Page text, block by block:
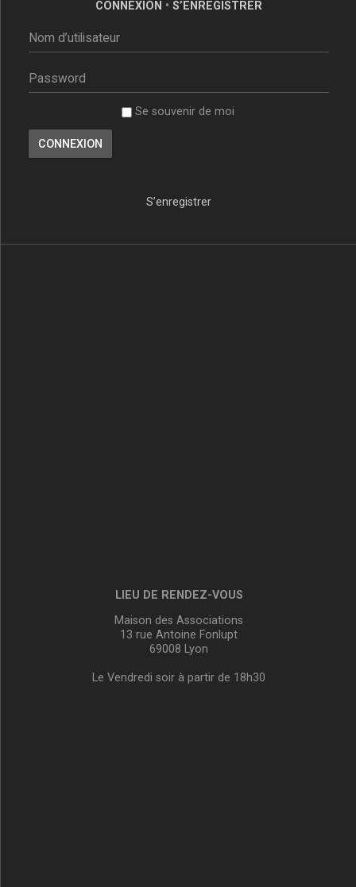
CONNEXION • S’ENREGISTRER
Se souvenir de moi
S’enregistrer
LIEU DE RENDEZ-VOUS
Maison des Associations
13 rue Antoine Fonlupt
69008 Lyon
Le Vendredi soir à partir de 18h30